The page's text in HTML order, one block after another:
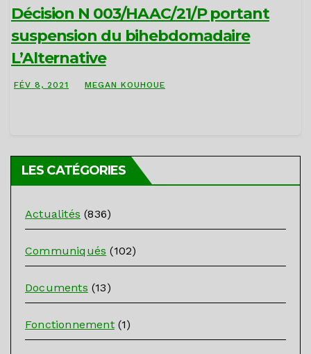
Décision N 003/HAAC/21/P portant
suspension du bihebdomadaire
L’Alternative
FÉV 8, 2021 MEGAN KOUHOUE
LES CATÉGORIES
Actualités (836)
Communiqués (102)
Documents (13)
Fonctionnement(1)